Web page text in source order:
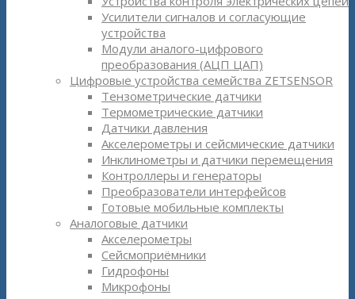
Усилители сигналов и согласующие
устройства
Модули аналого-цифрового
преобразования (АЦП ЦАП)
Цифровые устройства семейства ZETSENSOR
Тензометрические датчики
Термометрические датчики
Датчики давления
Акселерометры и сейсмические датчики
Инклинометры и датчики перемещения
Контроллеры и генераторы
Преобразователи интерфейсов
Готовые мобильные комплекты
Аналоговые датчики
Акселерометры
Сейсмоприёмники
Гидрофоны
Микрофоны